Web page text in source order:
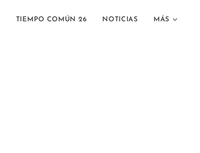
TIEMPO COMÚN 26 NOTICIAS MÁS